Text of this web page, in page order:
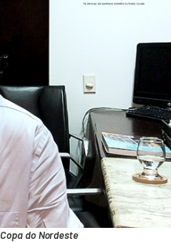
do Nordeste